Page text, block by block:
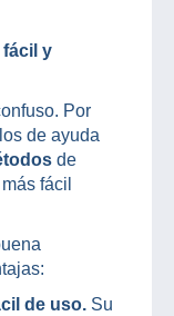
fácil y
Por
de ayuda
de
fácil
de uso. Su